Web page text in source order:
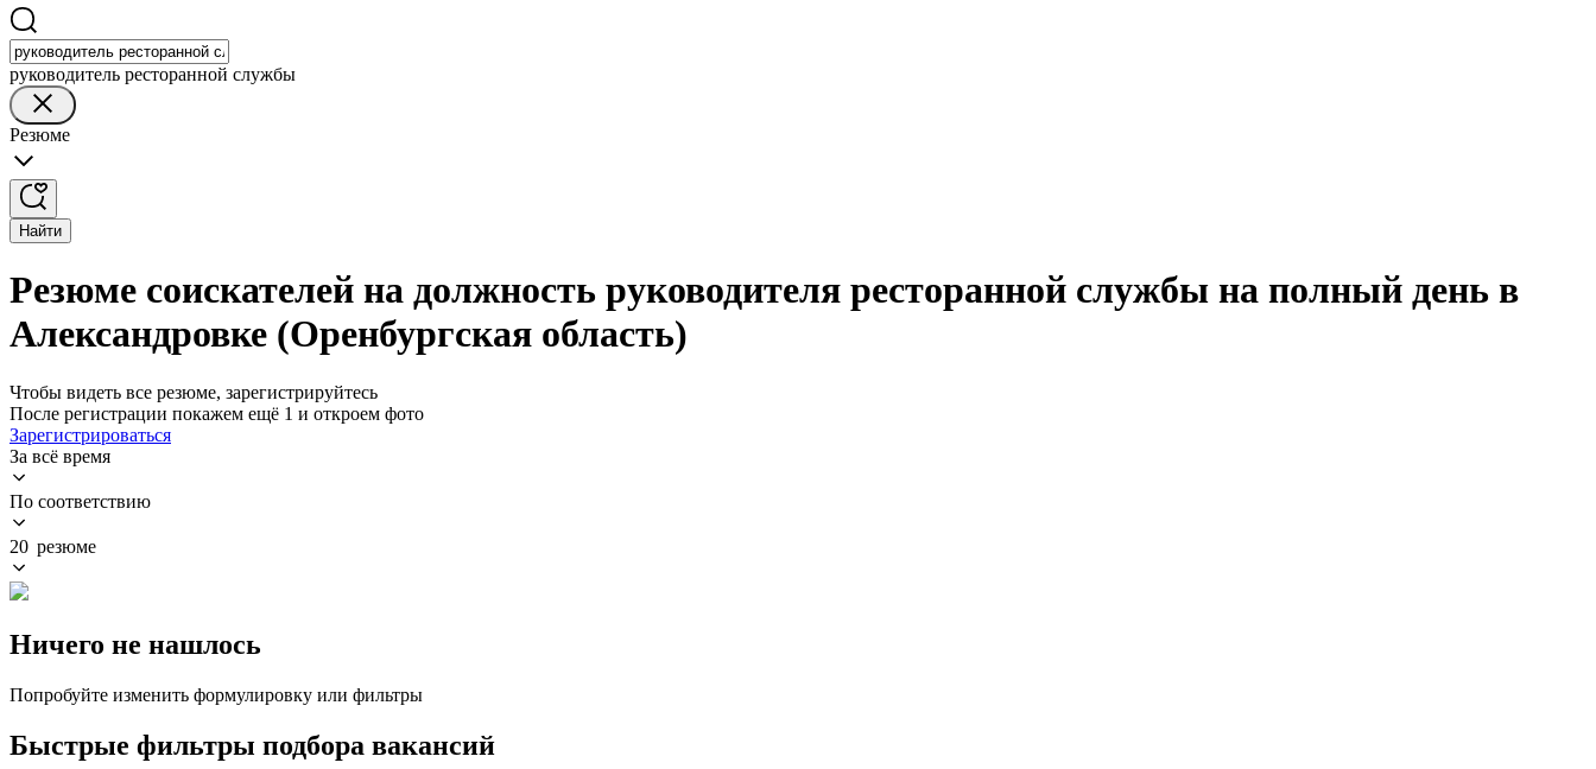
руководитель ресторанной службы
Резюме
Найти
Резюме соискателей на должность руководителя ресторанной службы на полный день в
Александровке (Оренбургская область)
Чтобы видеть все резюме, зарегистрируйтесь
После регистрации покажем ещё 1 и откроем фото
Зарегистрироваться
За всё время
По соответствию
20 резюме
Ничего не нашлось
Попробуйте изменить формулировку или фильтры
Быстрые фильтры подбора вакансий